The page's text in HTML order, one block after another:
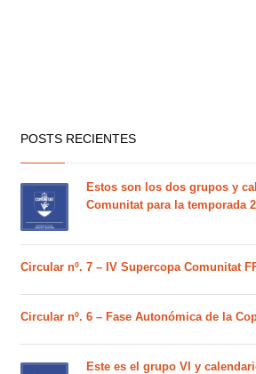
POSTS RECIENTES
Estos son los dos grupos y
Comunitat para la temporada
Circular nº. 7 – IV Supercopa Comunitat
Circular nº. 6 – Fase Autonómica de la
Este es el grupo VI y